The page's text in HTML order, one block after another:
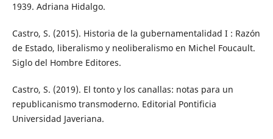
1939. Adriana Hidalgo.
Castro, S. (2015). Historia de la gubernamentalidad I : Razón
de Estado, liberalismo y neoliberalismo en Michel Foucault.
Siglo del Hombre Editores.
Castro, S. (2019). El tonto y los canallas: notas para un
republicanismo transmoderno. Editorial Pontificia
Universidad Javeriana.